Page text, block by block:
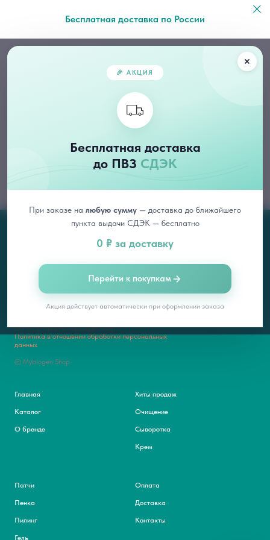
Бесплатная доставка по России
🎉 АКЦИЯ
Бесплатная доставка
до ПВЗ СДЭК
При заказе на любую сумму — доставка до ближайшего
пункта выдачи СДЭК — бесплатно
0 ₽ за доставку
Перейти к покупкам
Акция действует автоматически при оформлении заказа
Эксфолиация
Договор оферты Mybiogen Shop
Политика в отношении обработки персональных
данных
© Mybiogen Shop
Главная
Каталог
О бренде
Хиты продаж
Очищение
Сыворотка
Крем
Патчи
Пенка
Пилинг
Гель
Оплата
Доставка
Контакты